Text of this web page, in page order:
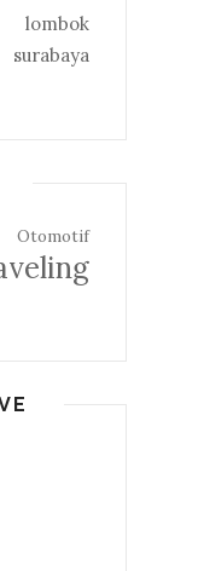
lombok
surabaya
Otomotif